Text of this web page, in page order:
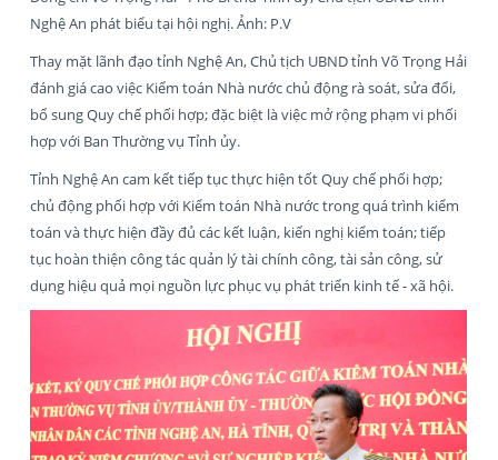
Nghệ An phát biểu tại hội nghị. Ảnh: P.V
Thay mặt lãnh đạo tỉnh Nghệ An, Chủ tịch UBND tỉnh Võ Trọng Hải
đánh giá cao việc Kiểm toán Nhà nước chủ động rà soát, sửa đổi,
bổ sung Quy chế phối hợp; đặc biệt là việc mở rộng phạm vi phối
hợp với Ban Thường vụ Tỉnh ủy.
Tỉnh Nghệ An cam kết tiếp tục thực hiện tốt Quy chế phối hợp;
chủ động phối hợp với Kiểm toán Nhà nước trong quá trình kiểm
toán và thực hiện đầy đủ các kết luận, kiến nghị kiểm toán; tiếp
tục hoàn thiện công tác quản lý tài chính công, tài sản công, sử
dụng hiệu quả mọi nguồn lực phục vụ phát triển kinh tế - xã hội.